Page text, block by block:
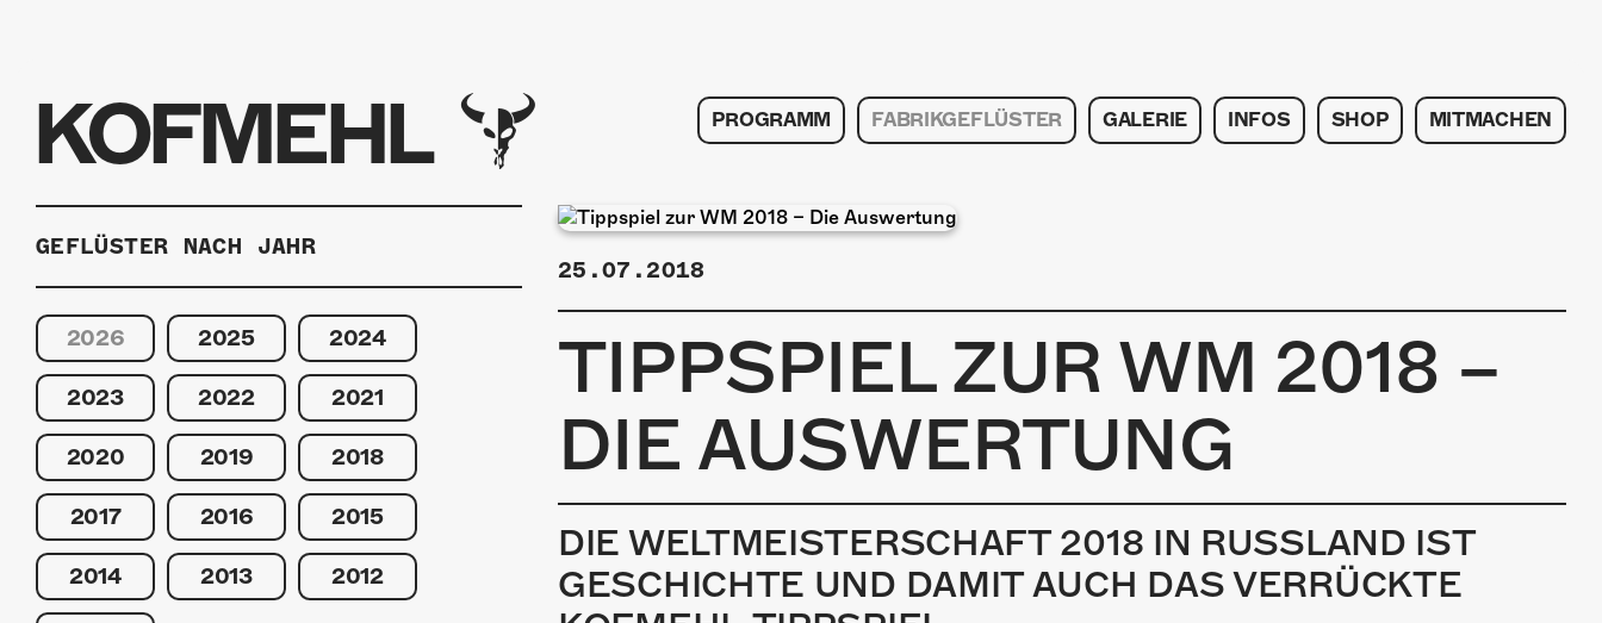
KOFMEHL PROGRAMM FABRIKGEFLÜSTER GALERIE INFOS SHOP MITMACHEN
25.07.2018
TIPPSPIEL ZUR WM 2018 –
DIE AUSWERTUNG
DIE WELTMEISTERSCHAFT 2018 IN RUSSLAND IST
GESCHICHTE UND DAMIT AUCH DAS VERRÜCKTE
GEFLÜSTER NACH JAHR
2026 2025 2024
2023 2022 2021
2020 2019 2018
2017 2016 2015
2014 2013 2012